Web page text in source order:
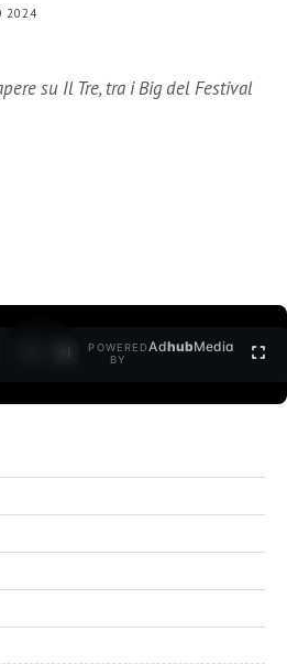
2024
su Il Tre, tra i Big del Festival
POWERED
BY
AdhubMedia